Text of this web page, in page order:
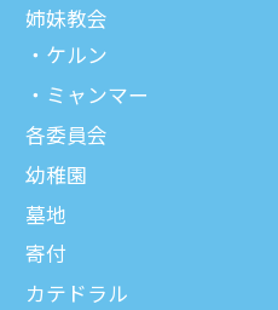
姉妹教会
ケルン
ミャンマー
各委員会
幼稚園
墓地
寄付
カテドラル